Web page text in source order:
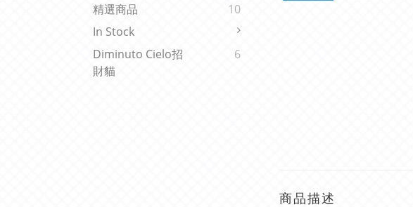
精選商品
10
In Stock
Diminuto Cielo招
財貓
6
商品描述